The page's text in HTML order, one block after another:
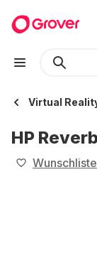
Virtual
HP
Wunschliste